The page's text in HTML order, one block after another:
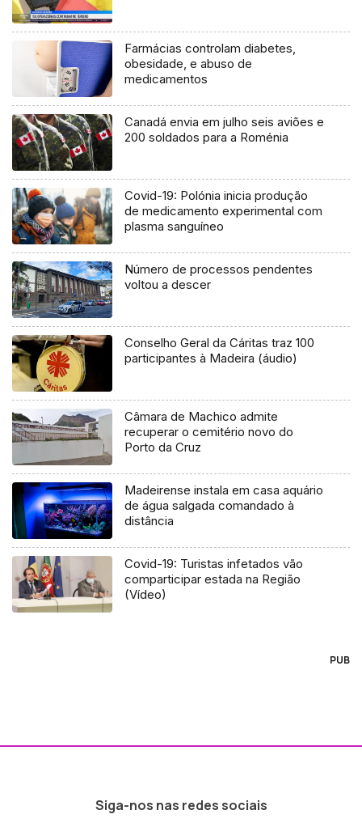
Farmácias controlam diabetes,
obesidade, e abuso de
medicamentos
Canadá envia em julho seis aviões e
200 soldados para a Roménia
Covid-19: Polónia inicia produção
de medicamento experimental com
plasma sanguíneo
Número de processos pendentes
voltou a descer
Conselho Geral da Cáritas traz 100
participantes à Madeira (áudio)
Câmara de Machico admite
recuperar o cemitério novo do
Porto da Cruz
Madeirense instala em casa aquário
de água salgada comandado à
distância
Covid-19: Turistas infetados vão
comparticipar estada na Região
(Vídeo)
PUB
Siga-nos nas redes sociais